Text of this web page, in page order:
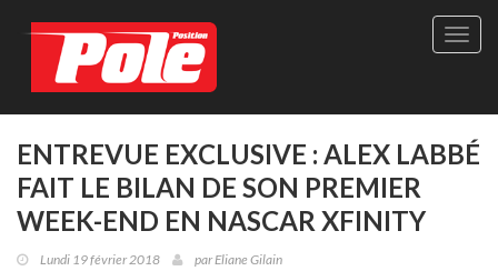
Site
-
ENTREVUE EXCLUSIVE : ALEX LABBÉ
FAIT LE BILAN DE SON PREMIER
WEEK-END EN NASCAR XFINITY
Lundi 19 février 2018 parEliane Gilain